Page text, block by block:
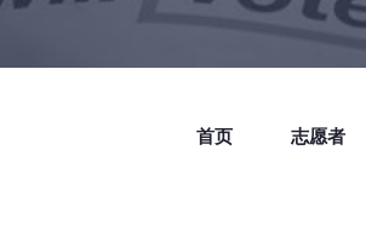
首页 志愿者